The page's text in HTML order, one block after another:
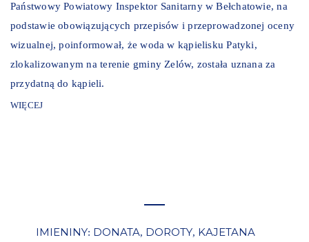
Państwowy Powiatowy Inspektor Sanitarny w Bełchatowie, na
podstawie obowiązujących przepisów i przeprowadzonej oceny
wizualnej, poinformował, że woda w kąpielisku Patyki,
zlokalizowanym na terenie gminy Zelów, została uznana za
przydatną do kąpieli.
WIĘCEJ
IMIENINY: DONATA, DOROTY, KAJETANA